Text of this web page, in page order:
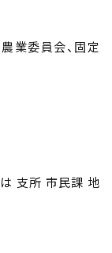
業委員会、固定
支所 市民課 地